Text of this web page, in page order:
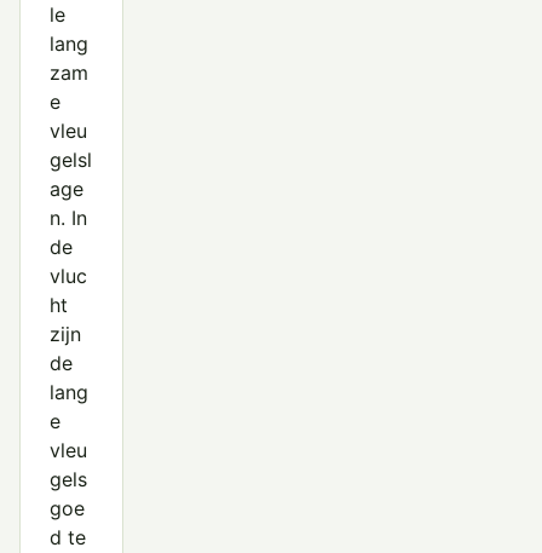
le
lang
zam
e
vleu
gelsl
age
n. In
de
vluc
ht
zijn
de
lang
e
vleu
gels
goe
d te